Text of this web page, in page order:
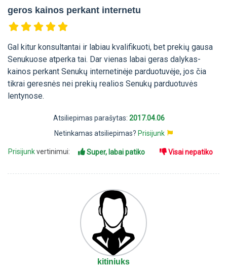
geros kainos perkant internetu
Gal kitur konsultantai ir labiau kvalifikuoti, bet prekių gausa
Senukuose atperka tai. Dar vienas labai geras dalykas-
kainos perkant Senukų internetinėje parduotuvėje, jos čia
tikrai geresnės nei prekių realios Senukų parduotuvės
lentynose.
Atsiliepimas parašytas: 2017.04.06
Netinkamas atsiliepimas? Prisijunk
Prisijunkvertinimui: Super, labai patiko Visai nepatiko
kitiniuks